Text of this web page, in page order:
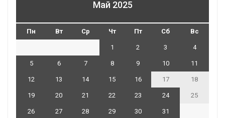
Май 2025
Пн Вт Ср Чт Пт Сб Вс
1 2 3 4
5 6 7 8 9 10 11
12 13 14 15 16 17 18
19 20 21 22 23 24 25
26 27 28 29 30
31